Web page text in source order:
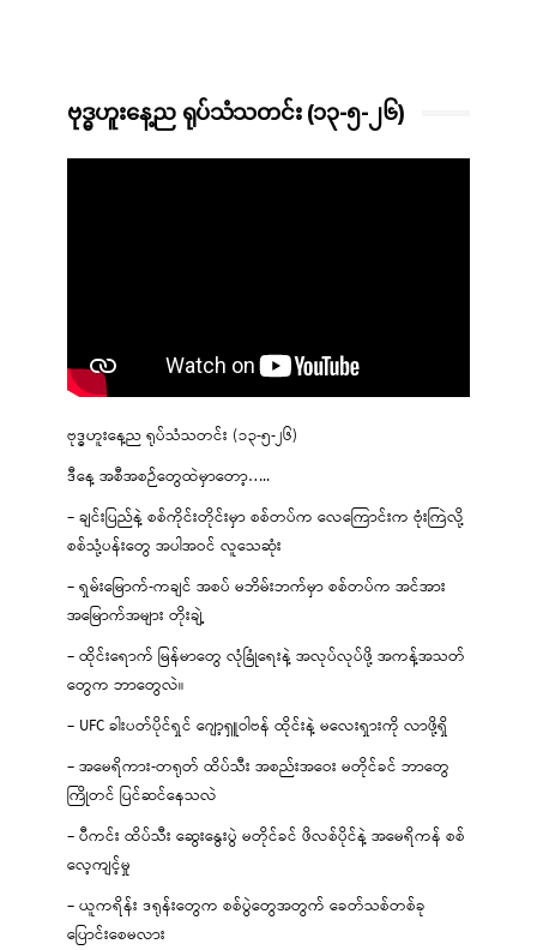
ဗုဒ္ဓဟူးနေ့ည ရုပ်သံသတင်း (၁၃-၅-၂၆)
ဗုဒ္ဓဟူးနေ့ည ရုပ်သံသတင်း (၁၃-၅-၂၆)
ဒီနေ့ အစီအစဉ်တွေထဲမှာတော့…..
– ချင်းပြည်နဲ့ စစ်ကိုင်းတိုင်းမှာ စစ်တပ်က လေကြောင်းက ဗုံးကြဲလို့
စစ်သုံ့ပန်းတွေ အပါအဝင် လူသေဆုံး
– ရှမ်းမြောက်-ကချင် အစပ် မဘိမ်းဘက်မှာ စစ်တပ်က အင်အား
အမြောက်အများ တိုးချဲ့
– ထိုင်းရောက် မြန်မာတွေ လုံခြုံရေးနဲ့ အလုပ်လုပ်ဖို့ အကန့်အသတ်
တွေက ဘာတွေလဲ။
– UFC ခါးပတ်ပိုင်ရှင် ဂျော့ရှူဝါဗန် ထိုင်းနဲ့ မလေးရှားကို လာဖို့ရှိ
– အမေရိကား-တရုတ် ထိပ်သီး အစည်းအဝေး မတိုင်ခင် ဘာတွေ
ကြိုတင် ပြင်ဆင်နေသလဲ
– ပီကင်း ထိပ်သီး ဆွေးနွေးပွဲ မတိုင်ခင် ဖိလစ်ပိုင်နဲ့ အမေရိကန် စစ်
လေ့ကျင့်မှု
– ယူကရိန်း ဒရုန်းတွေက စစ်ပွဲတွေအတွက် ခေတ်သစ်တစ်ခု
ပြောင်းစေမလား